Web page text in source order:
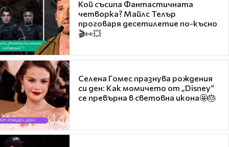
Кой съсипа Фантастичната
четворка? Майлс Телър
проговаря десетилетие по-късно
🎬👀💥
Селена Гомес празнува рождения
си ден: Как момичето от „Disney“
се превърна в световна икона🤩🎂